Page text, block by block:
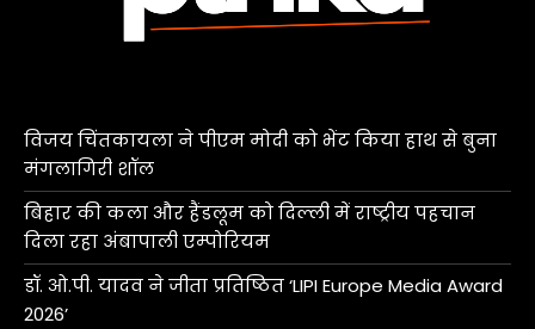
विजय चिंतकायला ने पीएम मोदी को भेंट किया हाथ से बुना
मंगलागिरी शॉल
बिहार की कला और हैंडलूम को दिल्ली में राष्ट्रीय पहचान
दिला रहा अंबापाली एम्पोरियम
डॉ. ओ.पी. यादव ने जीता प्रतिष्ठित ‘LIPI Europe Media Award
2026’